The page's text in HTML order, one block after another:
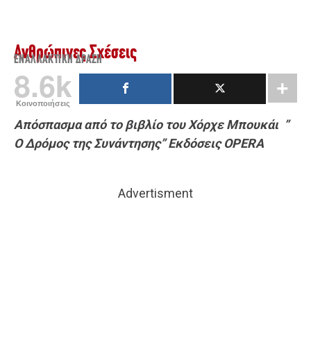
Ανθρώπινες Σχέσεις
ΕΝΑΛΛΑΚΤΙΚΉ ΔΡΆΣΗ
8.6k
Κοινοποιήσεις
Απόσπασμα από το βιβλίο του Χόρχε Μπουκάι ”
Ο Δρόμος της Συνάντησης” Εκδόσεις OPERA
Advertisment